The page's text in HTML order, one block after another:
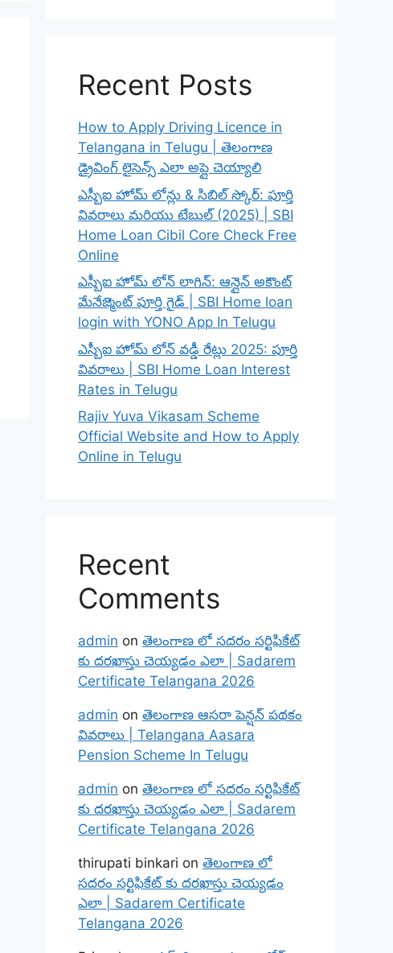
Recent Posts
How to Apply Driving Licence in
Telangana in Telugu | తెలంగాణ
డ్రైవింగ్ లైసెన్స్ ఎలా అప్లై చెయ్యాలి
ఎస్బీఐ హోమ్ లోన్లు & సిబిల్ స్కోర్: పూర్తి
వివరాలు మరియు టేబుల్ (2025) | SBI
Home Loan Cibil Core Check Free
Online
ఎస్బీఐ హోమ్ లోన్ లాగిన్: ఆన్లైన్ అకౌంట్
మేనేజ్మెంట్ పూర్తి గైడ్ | SBI Home loan
login with YONO App In Telugu
ఎస్బీఐ హోమ్ లోన్ వడ్డీ రేట్లు 2025: పూర్తి
వివరాలు | SBI Home Loan Interest
Rates in Telugu
Rajiv Yuva Vikasam Scheme
Official Website and How to Apply
Online in Telugu
Recent
Comments
admin on తెలంగాణ లో సదరం సర్టిఫికేట్
కు దరఖాస్తు చెయ్యడం ఎలా | Sadarem
Certificate Telangana 2026
admin on తెలంగాణ ఆసరా పెన్షన్ పథకం
వివరాలు | Telangana Aasara
Pension Scheme In Telugu
admin on తెలంగాణ లో సదరం సర్టిఫికేట్
కు దరఖాస్తు చెయ్యడం ఎలా | Sadarem
Certificate Telangana 2026
thirupati binkari on తెలంగాణ లో
సదరం సర్టిఫికేట్ కు దరఖాస్తు చెయ్యడం
ఎలా | Sadarem Certificate
Telangana 2026